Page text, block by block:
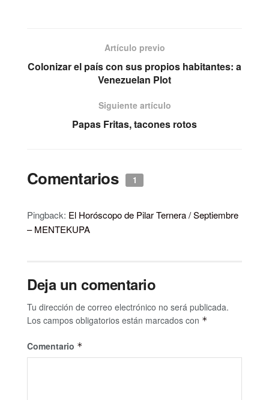
Artículo previo
Colonizar el país con sus propios habitantes: a
Venezuelan Plot
Siguiente artículo
Papas Fritas, tacones rotos
Comentarios 1
Pingback: El Horóscopo de Pilar Ternera / Septiembre
– MENTEKUPA
Deja un comentario
Tu dirección de correo electrónico no será publicada.
Los campos obligatorios están marcados con *
Comentario *